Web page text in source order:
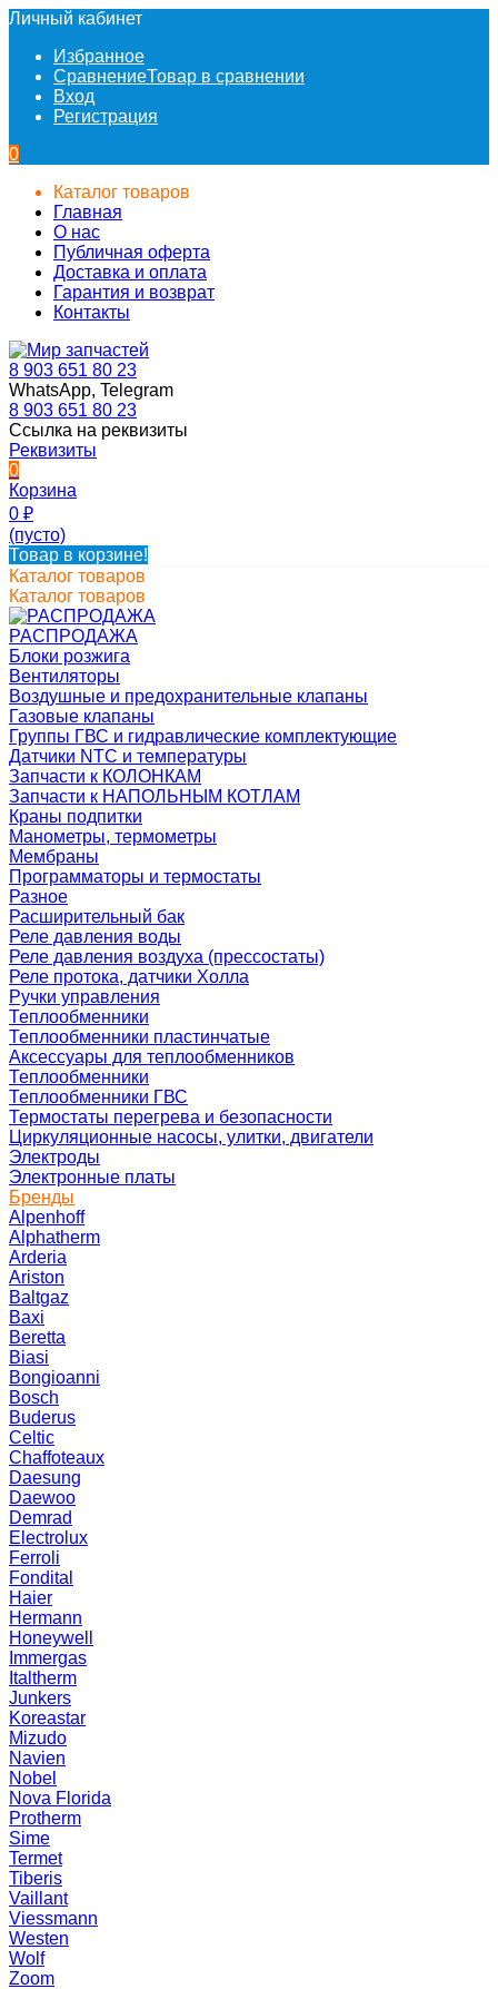
Личный кабинет
Избранное
СравнениеТовар в сравнении
Вход
Регистрация
0
Каталог товаров
Главная
О нас
Публичная оферта
Доставка и оплата
Гарантия и возврат
Контакты
8 903 651 80 23
WhatsApp, Telegram
8 903 651 80 23
Ссылка на реквизиты
Реквизиты
0
Корзина
0 ₽
(пусто)
Товар в корзине!
Каталог товаров
Каталог товаров
РАСПРОДАЖА
Блоки розжига
Вентиляторы
Воздушные и предохранительные клапаны
Газовые клапаны
Группы ГВС и гидравлические комплектующие
Датчики NTC и температуры
Запчасти к КОЛОНКАМ
Запчасти к НАПОЛЬНЫМ КОТЛАМ
Краны подпитки
Манометры, термометры
Мембраны
Программаторы и термостаты
Разное
Расширительный бак
Реле давления воды
Реле давления воздуха (прессостаты)
Реле протока, датчики Холла
Ручки управления
Теплообменники
Теплообменники пластинчатые
Аксессуары для теплообменников
Теплообменники
Теплообменники ГВС
Термостаты перегрева и безопасности
Циркуляционные насосы, улитки, двигатели
Электроды
Электронные платы
Бренды
Alpenhoff
Alphatherm
Arderia
Ariston
Baltgaz
Baxi
Beretta
Biasi
Bongioanni
Bosch
Buderus
Celtic
Chaffoteaux
Daesung
Daewoo
Demrad
Electrolux
Ferroli
Fondital
Haier
Hermann
Honeywell
Immergas
Italtherm
Junkers
Koreastar
Mizudо
Navien
Nobel
Nova Florida
Protherm
Sime
Termet
Tiberis
Vaillant
Viessmann
Westen
Wolf
Zoom